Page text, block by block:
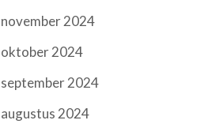
november 2024
oktober 2024
september 2024
augustus 2024